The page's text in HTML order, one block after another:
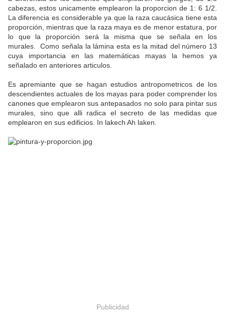
cabezas, estos unicamente emplearon la proporcion de 1: 6 1/2.
La diferencia es considerable ya que la raza caucásica tiene esta
proporción, mientras que la raza maya es de menor estatura, por
lo que la proporción será la misma que se señala en los
murales. Como señala la lámina esta es la mitad del número 13
cuya importancia en las matemáticas mayas la hemos ya
señalado en anteriores articulos.
Es apremiante que se hagan estudios antropometricos de los
descendientes actuales de los mayas para poder comprender los
canones que emplearon sus antepasados no solo para pintar sus
murales, sino que alli radica el secreto de las medidas que
emplearon en sus edificios. In lakech Ah laken.
Publicidad